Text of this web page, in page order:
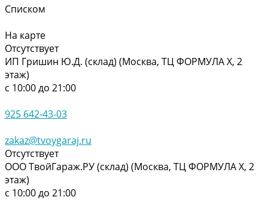
Списком
На карте
Отсутствует
ИП Гришин Ю.Д. (склад) (Москва, ТЦ ФОРМУЛА Х, 2
этаж)
с 10:00 до 21:00
925 642-43-03
zakaz@tvoygaraj.ru
Отсутствует
ООО ТвойГараж.РУ (склад) (Москва, ТЦ ФОРМУЛА Х, 2
этаж)
с 10:00 до 21:00